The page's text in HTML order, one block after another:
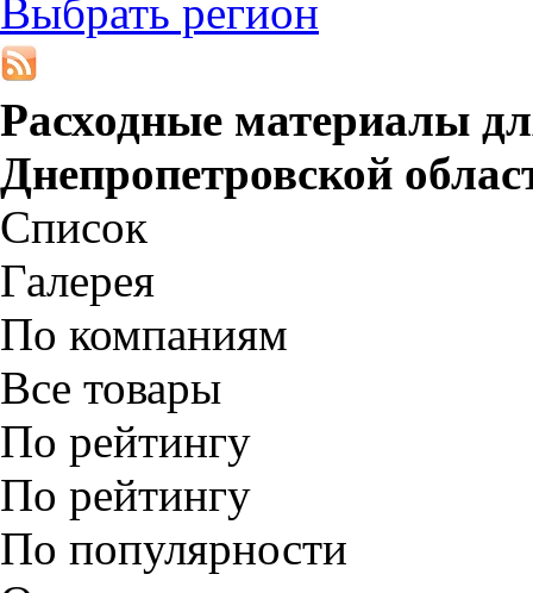
Выбрать регион
Расходные материалы
Днепропетровской
Список
Галерея
По компаниям
Все товары
По рейтингу
По рейтингу
По популярности